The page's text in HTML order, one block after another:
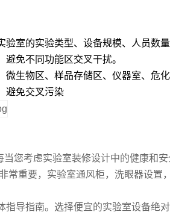
验室的实验类型、设备规模、人员数
免不同功能区交叉干扰。
微生物区、样品存储区、仪器室、危
避免交叉污染
您考虑实验室装修设计中的健康和
常重要，实验室通风柜，洗眼器设置
导指南。选择便宜的实验室设备绝对